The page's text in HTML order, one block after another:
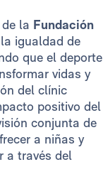
la Fundación
igualdad de
que el deporte
vidas y
del clínic
positivo del
conjunta de
a niñas y
a través del